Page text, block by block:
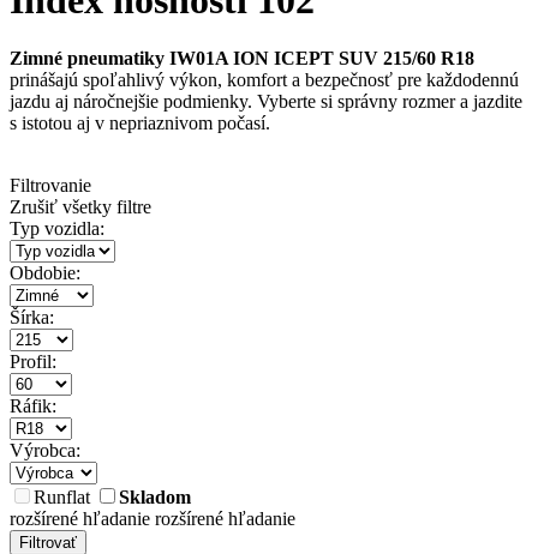
Zimné pneumatiky IW01A ION ICEPT SUV 215/60 R18
prinášajú spoľahlivý výkon, komfort a bezpečnosť pre každodennú
jazdu aj náročnejšie podmienky. Vyberte si správny rozmer a jazdite
s istotou aj v nepriaznivom počasí.
Filtrovanie
Zrušiť všetky filtre
Typ vozidla:
Obdobie:
Šírka:
Profil:
Ráfik:
Výrobca:
Runflat
Skladom
rozšírené hľadanie rozšírené hľadanie
Filtrovať